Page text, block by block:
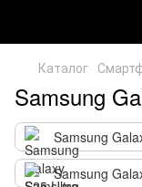
Каталог
Samsung
Samsung
Samsung